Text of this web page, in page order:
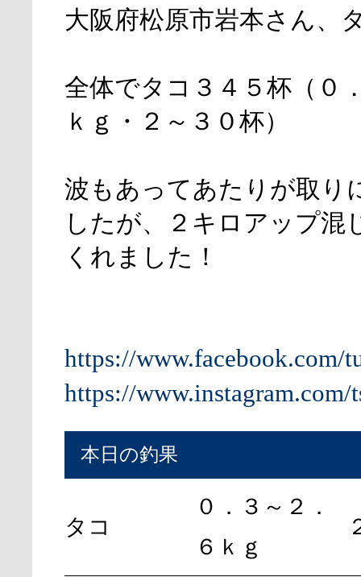
大阪府松原市岩本さん、
全体でタコ３４５杯（０
ｋｇ・２～３０杯）
波もあってあたりが取り
したが、２キロアップ混
くれました！
https://www.facebook.com/
https://www.instagram.com/
本日の釣果
タコ
０．３～２．
６ｋｇ